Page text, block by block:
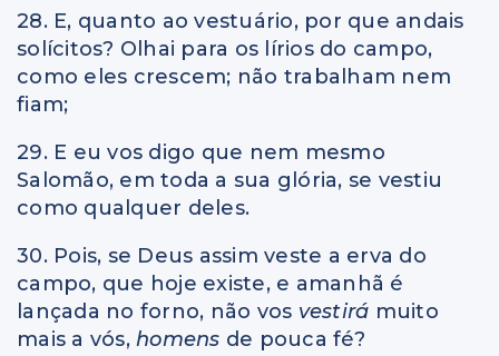
28. E, quanto ao vestuário, por que andais
solícitos? Olhai para os lírios do campo,
como eles crescem; não trabalham nem
fiam;
29. E eu vos digo que nem mesmo
Salomão, em toda a sua glória, se vestiu
como qualquer deles.
30. Pois, se Deus assim veste a erva do
campo, que hoje existe, e amanhã é
lançada no forno, não vos vestirá muito
mais a vós, homens de pouca fé?